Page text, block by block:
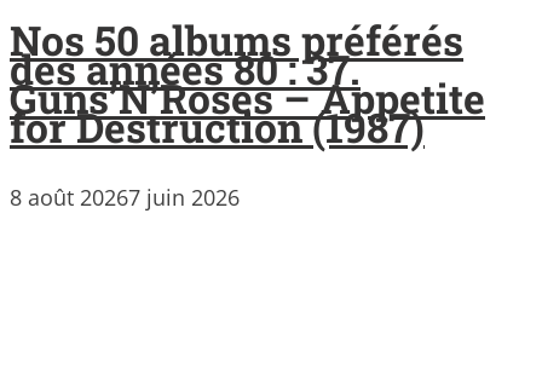
Nos 50 albums préférés
des années 80 : 37.
Guns’N’Roses – Appetite
for Destruction (1987)
8 août 20267 juin 2026